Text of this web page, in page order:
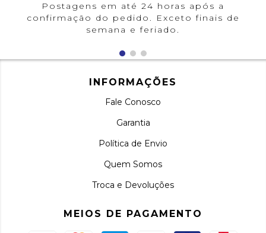
Postagens em até 24 horas após a
confirmação do pedido. Exceto finais de
semana e feriado.
INFORMAÇÕES
Fale Conosco
Garantia
Política de Envio
Quem Somos
Troca e Devoluções
MEIOS DE PAGAMENTO